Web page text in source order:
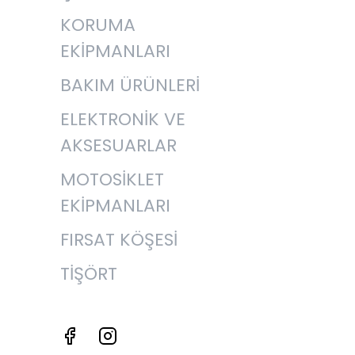
KORUMA
EKİPMANLARI
BAKIM ÜRÜNLERİ
ELEKTRONİK VE
AKSESUARLAR
MOTOSİKLET
EKİPMANLARI
FIRSAT KÖŞESİ
TİŞÖRT